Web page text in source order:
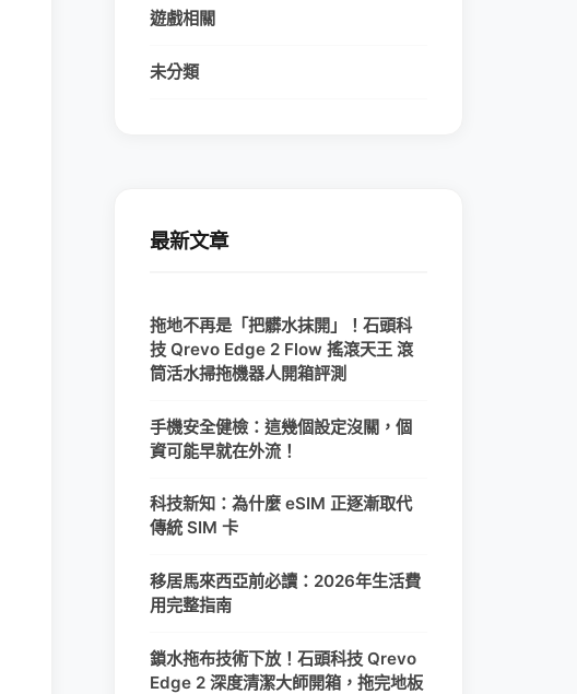
遊戲相關
未分類
最新文章
拖地不再是「把髒水抹開」！石頭科
技 Qrevo Edge 2 Flow 搖滾天王 滾
筒活水掃拖機器人開箱評測
手機安全健檢：這幾個設定沒關，個
資可能早就在外流！
科技新知：為什麼 eSIM 正逐漸取代
傳統 SIM 卡
移居馬來西亞前必讀：2026年生活費
用完整指南
鎖水拖布技術下放！石頭科技 Qrevo
Edge 2 深度清潔大師開箱，拖完地板